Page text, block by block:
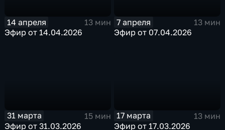
14 апреля
13 мин
Эфир от 14.04.2026
7 апреля
13 мин
Эфир от 07.04.2026
31 марта
15 мин
Эфир от 31.03.2026
17 марта
13 мин
Эфир от 17.03.2026